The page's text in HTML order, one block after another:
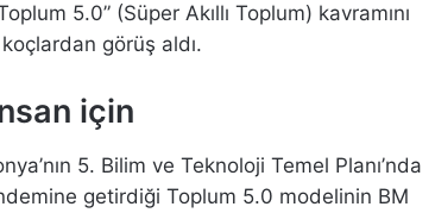
5.0” (Süper Akıllı Toplum) kavramını
görüş aldı.
için
5. Bilim ve Teknoloji Temel Planı’nda
getirdiği Toplum 5.0 modelinin BM